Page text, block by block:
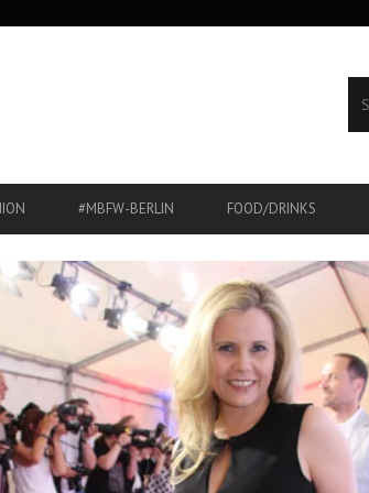
#MBFW-BERLIN FOOD/DRINKS